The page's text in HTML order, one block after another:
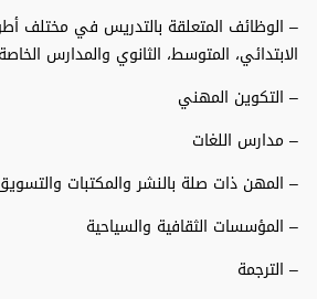
– الوظائف المتعلقة بالتدريس في مختلف
الابتدائي، المتوسط، الثانوي والمدارس الخاصة
– التكوين المهني
– مدارس اللغات
– المهن ذات صلة بالنشر والمكتبات
– المؤسسات الثقافية والسياحية
– الترجمة